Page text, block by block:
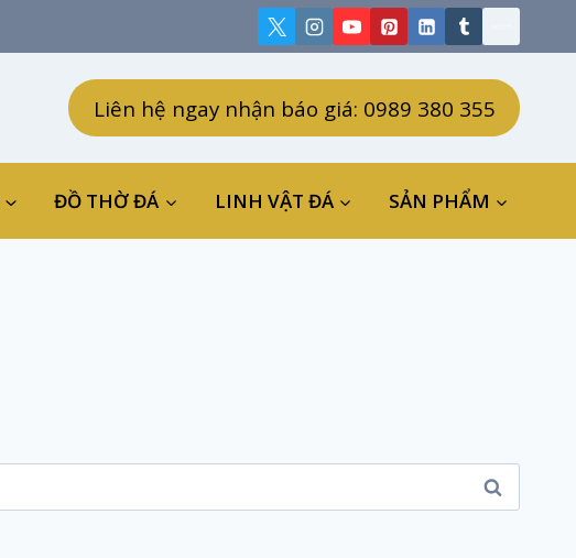
Liên hệ ngay nhận báo giá: 0989 380 355
ĐỒ THỜ ĐÁ LINH VẬT ĐÁ SẢN PHẨM